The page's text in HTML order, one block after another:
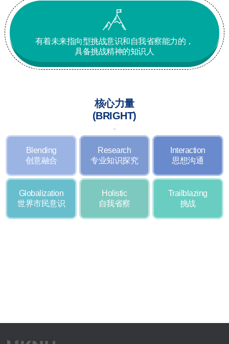
有着未来指向型挑战意识和自我省察能力的，
具备挑战精神的知识人
核心力量
(BRIGHT)
Blending
创意融合
Research
专业知识探究
Interaction
思想沟通
Globalization
世界市民意识
Holistic
自我省察
Trailblazing
挑战